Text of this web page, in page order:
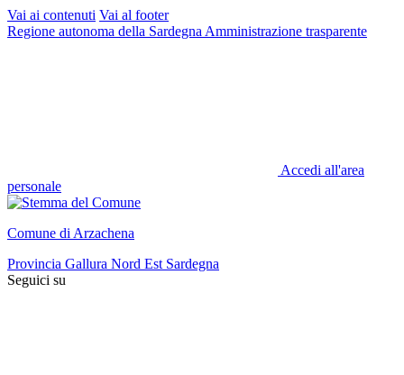
Vai ai contenuti Vai al footer
Regione autonoma della Sardegna Amministrazione trasparente
Accedi all'area
personale
Comune di Arzachena
Provincia Gallura Nord Est Sardegna
Seguici su